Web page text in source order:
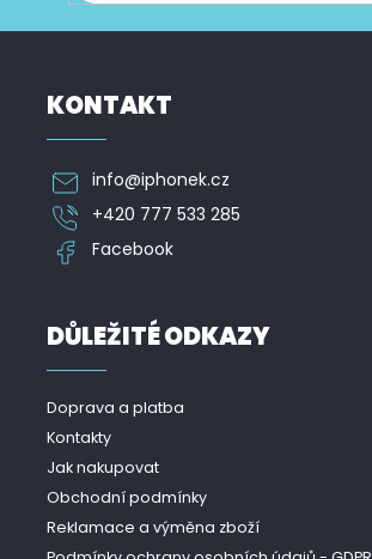
KONTAKT
info@iphonek.cz
+420 777 533 285
Facebook
DŮLEŽITÉ ODKAZY
Doprava a platba
Kontakty
Jak nakupovat
Obchodní podmínky
Reklamace a výměna zboží